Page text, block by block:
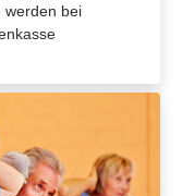
werden bei